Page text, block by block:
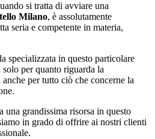
si tratta di avviare una
Milano, è assolutamente
seria e competente in materia,
specializzata in questo particolare
per quanto riguarda la
per tutto ciò che concerne la
una grandissima risorsa in questo
in grado di offrire ai nostri clienti